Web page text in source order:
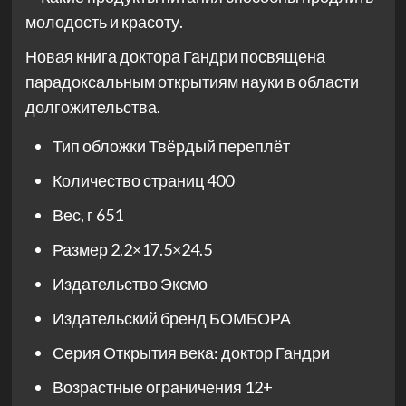
молодость и красоту.
Новая книга доктора Гандри посвящена
парадоксальным открытиям науки в области
долгожительства.
Тип обложкиТвёрдый переплёт
Количество страниц400
Вес, г 651
Размер2.2×17.5×24.5
ИздательствоЭксмо
Издательский бренд БОМБОРА
Серия Открытия века: доктор Гандри
Возрастные ограничения 12+